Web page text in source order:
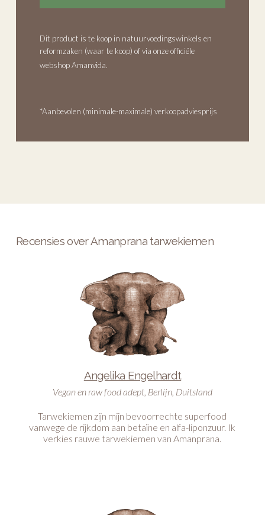
Dit product is te koop in natuurvoedingswinkels en
reformzaken (waar te koop) of via onze officiële
webshop Amanvida.
*Aanbevolen (minimale-maximale) verkoopadviesprijs
Recensies over Amanprana tarwekiemen
Angelika Engelhardt
Vegan en raw food adept, Berlijn, Duitsland
Tarwekiemen zijn mijn bevoorrechte superfood
vanwege de rijkdom aan betaïne en alfa-liponzuur. Ik
verkies rauwe tarwekiemen van Amanprana.